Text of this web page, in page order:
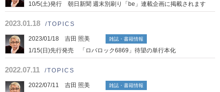
10/5(土)発行 朝日新聞 週末別刷り「be」連載企画に掲載されます
2023.01.18 /TOPICS
2023/01/18 吉田 照美 雑誌・書籍情報
1/15(日)先行発売 「ロバロック6869」待望の単行本化
2022.07.11 /TOPICS
2022/07/11 吉田 照美 雑誌・書籍情報